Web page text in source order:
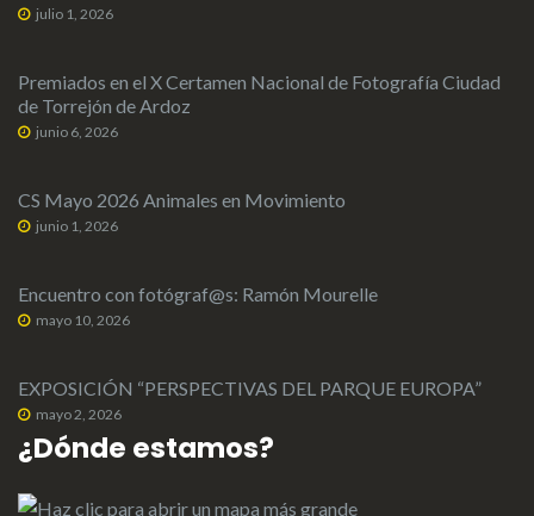
julio 1, 2026
Premiados en el X Certamen Nacional de Fotografía Ciudad
de Torrejón de Ardoz
junio 6, 2026
CS Mayo 2026 Animales en Movimiento
junio 1, 2026
Encuentro con fotógraf@s: Ramón Mourelle
mayo 10, 2026
EXPOSICIÓN “PERSPECTIVAS DEL PARQUE EUROPA”
mayo 2, 2026
¿Dónde estamos?